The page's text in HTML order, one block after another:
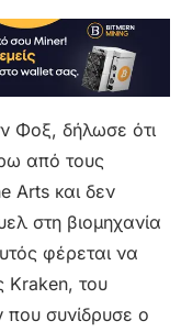
Φοξ, δήλωσε ότι
από τους
Arts και δεν
στη βιομηχανία
φέρεται να
Kraken, του
που συνίδρυσε ο